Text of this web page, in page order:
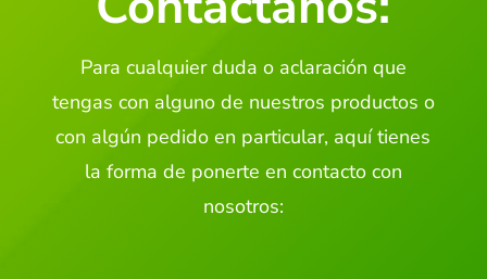
Para cualquier duda o aclaración que
tengas con alguno de nuestros productos o
con algún pedido en particular, aquí tienes
la forma de ponerte en contacto con
nosotros: